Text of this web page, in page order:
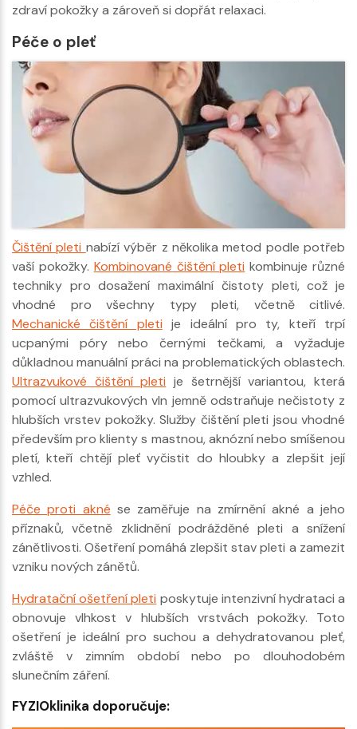
zdraví pokožky a zároveň si dopřát relaxaci.
Péče o pleť
Čištění pleti nabízí výběr z několika metod podle potřeb
vaší pokožky. Kombinované čištění pleti kombinuje různé
techniky pro dosažení maximální čistoty pleti, což je
vhodné pro všechny typy pleti, včetně citlivé.
Mechanické čištění pleti je ideální pro ty, kteří trpí
ucpanými póry nebo černými tečkami, a vyžaduje
důkladnou manuální práci na problematických oblastech.
Ultrazvukové čištění pleti je šetrnější variantou, která
pomocí ultrazvukových vln jemně odstraňuje nečistoty z
hlubších vrstev pokožky. Služby čištění pleti jsou vhodné
především pro klienty s mastnou, aknózní nebo smíšenou
pletí, kteří chtějí pleť vyčistit do hloubky a zlepšit její
vzhled.
Péče proti akné se zaměřuje na zmírnění akné a jeho
příznaků, včetně zklidnění podrážděné pleti a snížení
zánětlivosti. Ošetření pomáhá zlepšit stav pleti a zamezit
vzniku nových zánětů.
Hydratační ošetření pleti poskytuje intenzivní hydrataci a
obnovuje vlhkost v hlubších vrstvách pokožky. Toto
ošetření je ideální pro suchou a dehydratovanou pleť,
zvláště v zimním období nebo po dlouhodobém
slunečním záření.
FYZIOklinika doporučuje: